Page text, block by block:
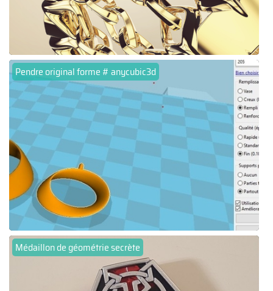
Pendre original forme # anycubic3d
Médaillon de géométrie secrète